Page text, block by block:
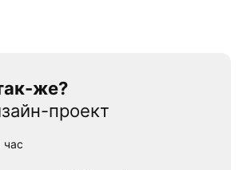
же?
проект
час